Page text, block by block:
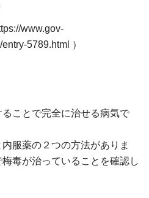
www.gov-
5789.html ）
ことで完全に治せる病気で
服薬の２つの方法がありま
毒が治っていることを確認し